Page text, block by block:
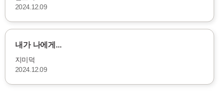
2024.12.09
내가 나에게...
지미덕
2024.12.09